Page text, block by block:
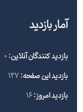
آمار بازدید
بازدید کنندگان آنلاین:0
بازدید این صفحه:127
بازدید امروز:16